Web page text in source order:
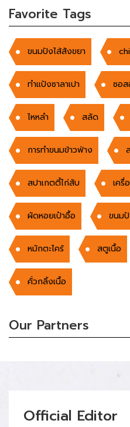
Favorite Tags
ขนมปังไส้สังขยา
ทำแป้งซาลาเปา ซอส
ไหหลำ สลัด
การทำขนมข้าวฟ่าง
สปาเกตตี้ไก่สับ เครื่
ผัดหอยเป๋าอื้อ ขนม
หมักตะไคร้ สตูเนื้อ
คั่วกลิ้งเนื้อ
Our Partners
Official Editor